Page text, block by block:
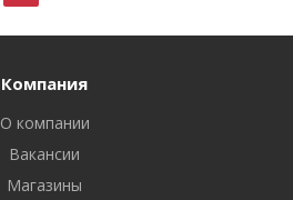
Компания
О компании
Вакансии
Магазины